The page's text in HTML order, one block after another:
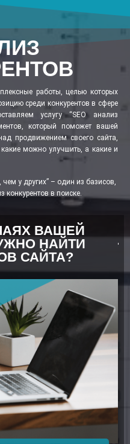
работы, целью которых
среди конкурентов в сфере
услугу “SEO анализ
который поможет вашей
продвижением своего сайта,
какие можно улучшить, а какие и
у других” – один из базисов,
конкурентов в поиске.
ВАШЕЙ
НАЙТИ
САЙТА?